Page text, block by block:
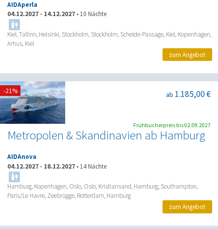
AIDAperla
04.12.2027 - 14.12.2027 • 10 Nächte
Kiel, Tallinn, Helsinki, Stockholm, Stockholm, Schelde-Passage, Kiel, Kopenhagen,
Arhus, Kiel
zum Angebot
Metropolen & Skandinavien ab Hamburg
ab 1.185,00 €
AIDAnova
04.12.2027 - 18.12.2027 • 14 Nächte
Hamburg, Kopenhagen, Oslo, Oslo, Kristiansand, Hamburg, Southampton,
Paris/Le Havre, Zeebrügge, Rotterdam, Hamburg
-21%
Frühbucherpreis bis 02.09.2027
zum Angebot